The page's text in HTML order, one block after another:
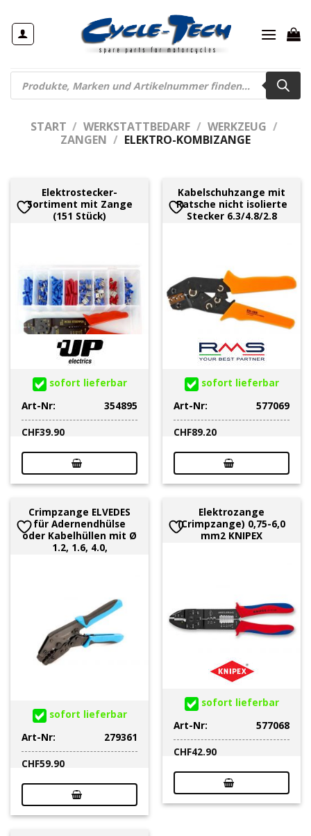
Inhalt
springen
Products
search
START / WERKSTATTBEDARF / WERKZEUG /
ZANGEN / ELEKTRO-KOMBIZANGE
Elektrostecker-
Sortiment mit Zange
(151 Stück)
sofort lieferbar
Art-Nr:
354895
CHF39.90
Kabelschuhzange mit
Ratsche nicht isolierte
Stecker 6.3/4.8/2.8
sofort lieferbar
Art-Nr:
577069
CHF89.20
Crimpzange ELVEDES
für Adernendhülse
oder Kabelhüllen mit Ø
1.2, 1.6, 4.0,
sofort lieferbar
Art-Nr:
279361
CHF59.90
Elektrozange
(Crimpzange) 0,75-6,0
mm2 KNIPEX
sofort lieferbar
Art-Nr:
577068
CHF42.90